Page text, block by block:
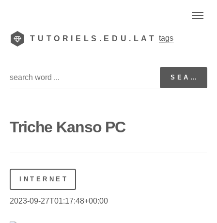
TUTORIELS.EDU.LAT tags
Triche Kanso PC
INTERNET
2023-09-27T01:17:48+00:00